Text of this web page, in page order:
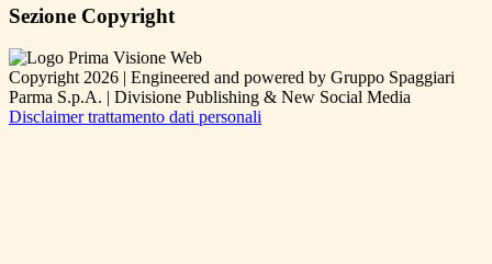
Sezione Copyright
Copyright 2026 | Engineered and powered by Gruppo Spaggiari
Parma S.p.A. | Divisione Publishing & New Social Media
Disclaimer trattamento dati personali